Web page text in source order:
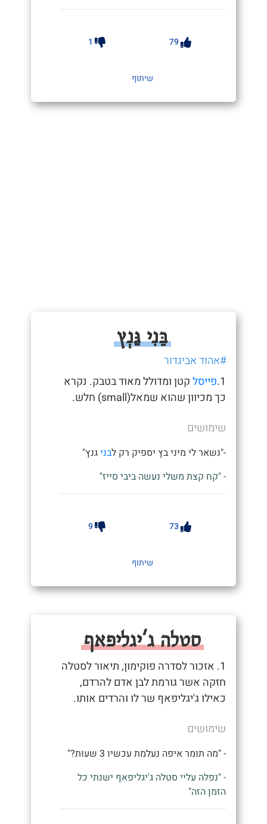
79
1
שיתוף
בֵּנִי גַּנְץ
#אהוד אביגדור
1. פייסלקטן ומדולל מאוד בטבק. נקרא
כך מכיוון שהוא שמאל(small) חלש.
שימושים
-"נשאר לי מיני בץ יספיק רק לבניגנץ"
- "קח קצת משלי נעשה ביבי סייז"
73
9
שיתוף
סטלה ג'יגליפאף
1. אזכור לסדרה פוקימון, תיאור לסטלה
חזקה אשר גורמת לבן אדם להרדם,
כאילו ג'יגליפאף שר לו והרדים אותו.
שימושים
- "מה תומר איפה נעלמת עכשיו 3 שעות?"
- "נפלה עליי סטלה ג'יגליפאף ישנתי כל
הזמן הזה"